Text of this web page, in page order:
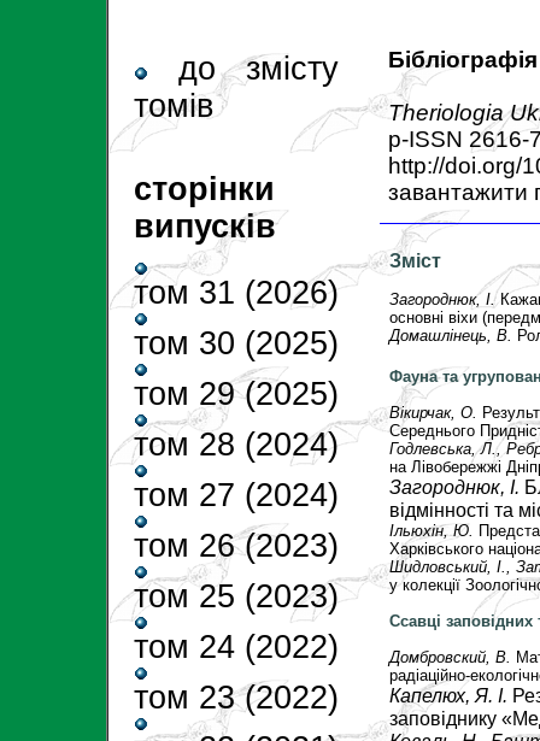
до змісту
томів
сторінки
випусків
том 31 (2026)
том 30 (2025)
том 29 (2025)
том 28 (2024)
том 27 (2024)
том 26 (2023)
том 25 (2023)
том 24 (2022)
том 23 (2022)
Бібліографія
Theriologia
p-ISSN 2616-
http://doi.org/
завантажити
Зміст
Загороднюк, І.
основні віхи
Домашлінець, В.
Фауна та
Вікирчак, О.
Середнього
Годлевська, Л.,
на Лівобережжі
Загороднюк, І.
відмінності та
Ільюхін, Ю.
Харківського
Шидловський, І.
у колекції
Ссавці заповідних
Домбровский, В.
радіаційно-
Капелюх, Я. І.
заповіднику